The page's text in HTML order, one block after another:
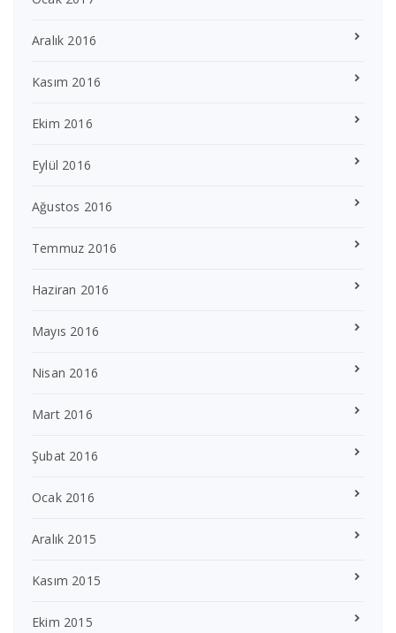
Aralık 2016
Kasım 2016
Ekim 2016
Eylül 2016
Ağustos 2016
Temmuz 2016
Haziran 2016
Mayıs 2016
Nisan 2016
Mart 2016
Şubat 2016
Ocak 2016
Aralık 2015
Kasım 2015
Ekim 2015